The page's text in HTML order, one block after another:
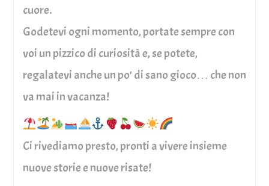
cuore.
Godetevi ogni momento, portate sempre con
voi un pizzico di curiosità e, se potete,
regalatevi anche un po’ di sano gioco… che non
va mai in vacanza!
Ci rivediamo presto, pronti a vivere insieme
nuove storie e nuove risate!